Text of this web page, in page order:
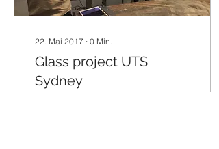
22. Mai 2017 ∙ 0 Min.
Glass project UTS
Sydney